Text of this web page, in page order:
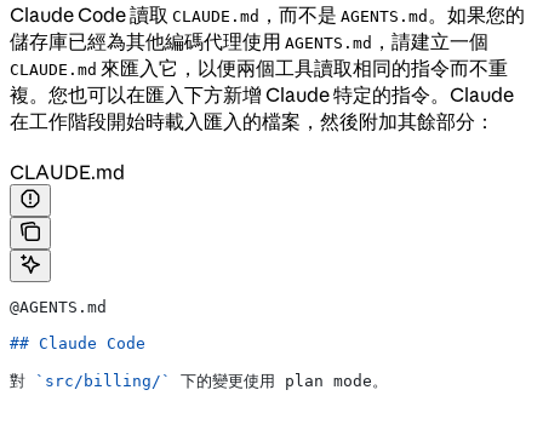
Claude Code 讀取 CLAUDE.md ，而不是 AGENTS.md 。如果您的
儲存庫已經為其他編碼代理使用 AGENTS.md ，請建立一個
CLAUDE.md 來匯入它，以便兩個工具讀取相同的指令而不重
複。您也可以在匯入下方新增 Claude 特定的指令。Claude
在工作階段開始時載入匯入的檔案，然後附加其餘部分：
CLAUDE.md
@AGENTS.md
## Claude Code
對 `src/billing/` 下的變更使用 plan mode。